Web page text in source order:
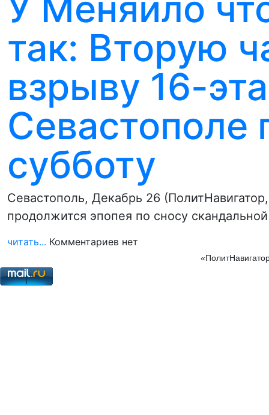
так: Вторую
взрыву 16-
Севастополе
субботу
Севастополь, Декабрь 26
продолжится эпопея по сносу
читать... Комментариев нет